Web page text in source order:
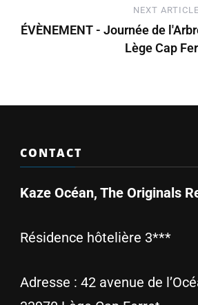
NEXT ARTICLE
ÉVÈNEMENT - Journée de
Lège Cap
CONTACT
Kaze Océan, The Originals
Résidence hôtelière 3***
Adresse : 42 avenue de